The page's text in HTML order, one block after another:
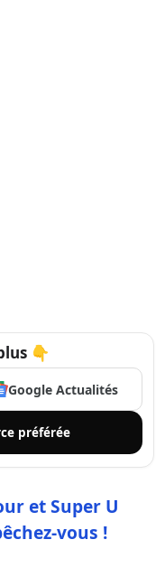
👇
Google Actualités
préférée
et Super U
vous !